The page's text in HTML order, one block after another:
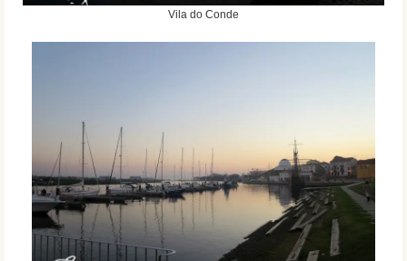
Vila do Conde